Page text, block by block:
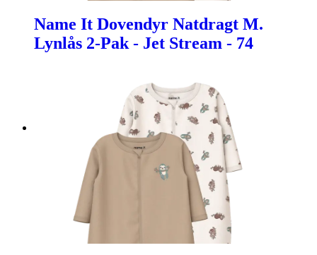
Name It Dovendyr Natdragt M.
Lynlås 2-Pak - Jet Stream - 74